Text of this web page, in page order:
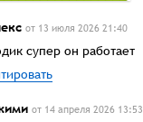
от 13 июля 2026 21:40
супер он работает
от 14 апреля 2026 13:53